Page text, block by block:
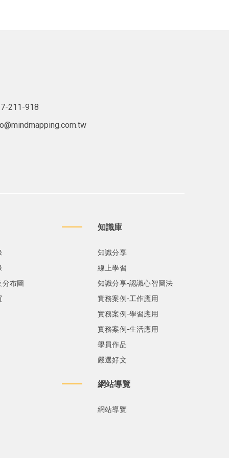
211-918
分布圖
知識庫
知識分享
線上學習
知識分享-認識心智圖法
實務案例-工作應用
實務案例-學習應用
實務案例-生活應用
學員作品
嚴選好文
網站導覽
網站導覽